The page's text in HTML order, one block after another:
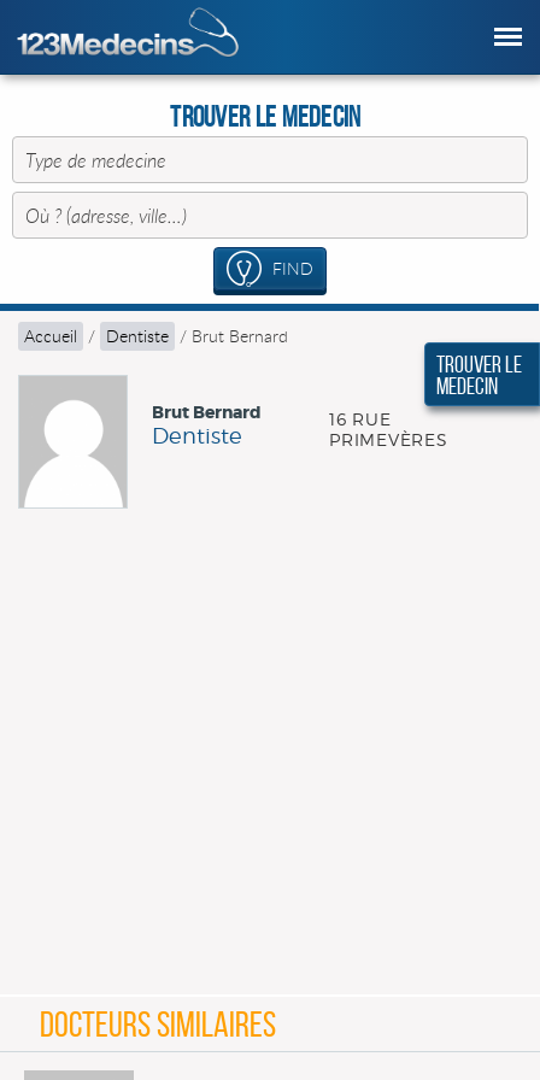
Trouver le Medecin
FIND
Accueil / Dentiste / Brut Bernard
Brut Bernard
Dentiste
16 RUE
PRIMEVÈRES
DOCTEURS SIMILAIRES
Trouver le
Medecin